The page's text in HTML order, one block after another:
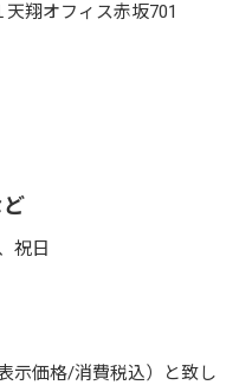
翔オフィス赤坂701
祝日
示価格/消費税込）と致し